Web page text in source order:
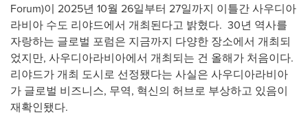
Forum)이 2025년 10월 26일부터 27일까지 이틀간사우디아
라비아 수도 리야드에서 개최된다고 밝혔다. 30년 역사를
자랑하는 글로벌 포럼은 지금까지 다양한 장소에서 개최되
었지만, 사우디아라비아에서 개최되는 건 올해가 처음이다.
리야드가 개최 도시로 선정됐다는 사실은 사우디아라비아
가 글로벌 비즈니스, 무역, 혁신의 허브로 부상하고 있음이
재확인됐다.